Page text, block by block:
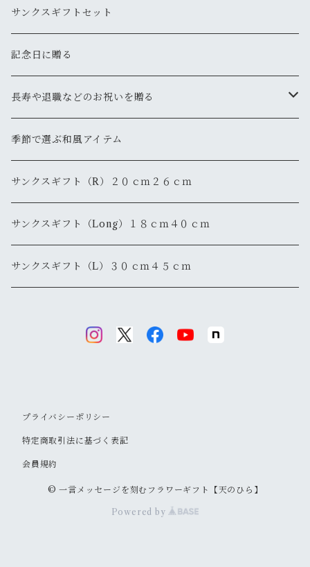
サンクスギフトセット
記念日に贈る
長寿や退職などのお祝いを贈る
還暦
退職・退官
季節で選ぶ和風アイテム
サンクスギフト（R）２０ｃｍ２６ｃｍ
サンクスギフト（Long）１８ｃｍ４０ｃｍ
サンクスギフト（L）３０ｃｍ４５ｃｍ
プライバシーポリシー
特定商取引法に基づく表記
会員規約
© 一言メッセージを刻むフラワーギフト【天のひら】
Powered by